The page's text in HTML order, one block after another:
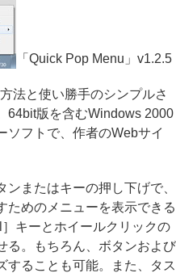
「Quick Pop Menu」v1.2.5
法と使い勝手のシンプルさ
64bit版を含むWindows 2000
ソフトで、作者のWebサイ
またはキーの押し下げで、
ためのメニューを表示できる
キーとホイールクリックの
る。もちろん、ボタンおよび
することも可能。また、タス